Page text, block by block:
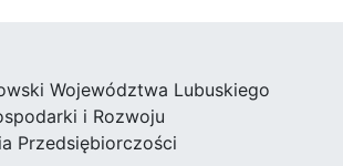
Województwa Lubuskiego
i Rozwoju
Przedsiębiorczości